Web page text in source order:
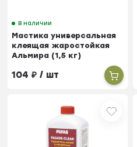
В наличии
Мастика универсальная
клеящая жаростойкая
Альмира (1,5 кг)
104₽ / шт